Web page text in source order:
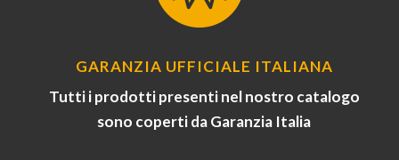
GARANZIA UFFICIALE ITALIANA
Tutti i prodotti presenti nel nostro catalogo
sono coperti da Garanzia Italia